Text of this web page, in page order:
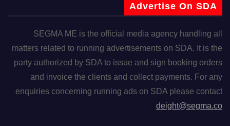
Advertise On SDA
SEGMA ME is the official media agency handling all
matters related to running advertisements on SDA. It is the
party authorized by SDA to issue and sign booking orders
and invoice the clients and collect payments. For any
enquiries concerning running ads on SDA please contact
deight@segma.co